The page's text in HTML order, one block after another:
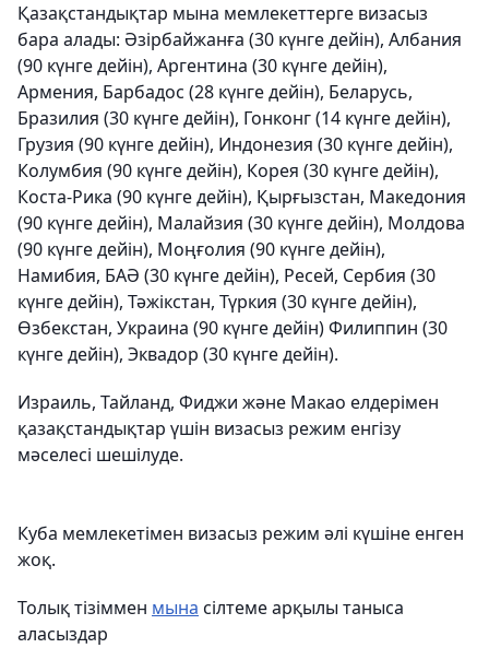
Қазақстандықтар мына мемлекеттерге визасыз
бара алады: Әзірбайжанға (30 күнге дейін), Албания
(90 күнге дейін), Аргентина (30 күнге дейін),
Армения, Барбадос (28 күнге дейін), Беларусь,
Бразилия (30 күнге дейін), Гонконг (14 күнге дейін),
Грузия (90 күнге дейін), Индонезия (30 күнге дейін),
Колумбия (90 күнге дейін), Корея (30 күнге дейін),
Коста-Рика (90 күнге дейін), Қырғызстан, Македония
(90 күнге дейін), Малайзия (30 күнге дейін), Молдова
(90 күнге дейін), Моңғолия (90 күнге дейін),
Намибия, БАӘ (30 күнге дейін), Ресей, Сербия (30
күнге дейін), Тәжікстан, Түркия (30 күнге дейін),
Өзбекстан, Украина (90 күнге дейін) Филиппин (30
күнге дейін), Эквадор (30 күнге дейін).
Израиль, Тайланд, Фиджи және Макао елдерімен
қазақстандықтар үшін визасыз режим енгізу
мәселесі шешілуде.
Куба мемлекетімен визасыз режим әлі күшіне енген
жоқ.
Толық тізіммен мына сілтеме арқылы таныса
аласыздар